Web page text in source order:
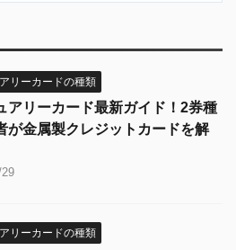
リーカードの種類
アリーカード最新ガイド！2券種
が金属製クレジットカードを解
リーカードの種類